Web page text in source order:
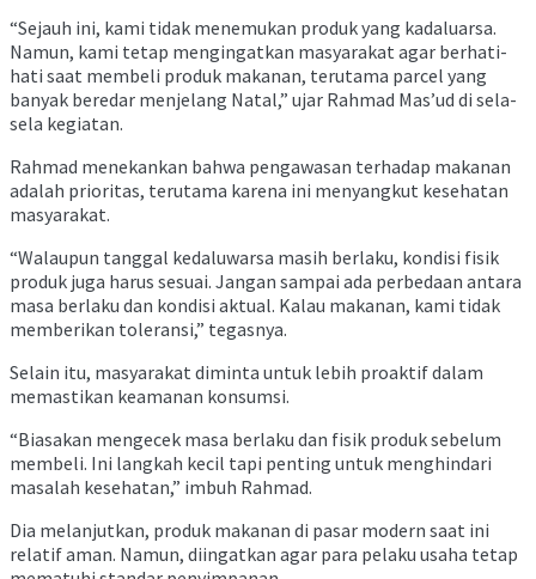
“Sejauh ini, kami tidak menemukan produk yang kadaluarsa.
Namun, kami tetap mengingatkan masyarakat agar berhati-
hati saat membeli produk makanan, terutama parcel yang
banyak beredar menjelang Natal,” ujar Rahmad Mas’ud di sela-
sela kegiatan.
Rahmad menekankan bahwa pengawasan terhadap makanan
adalah prioritas, terutama karena ini menyangkut kesehatan
masyarakat.
“Walaupun tanggal kedaluwarsa masih berlaku, kondisi fisik
produk juga harus sesuai. Jangan sampai ada perbedaan antara
masa berlaku dan kondisi aktual. Kalau makanan, kami tidak
memberikan toleransi,” tegasnya.
Selain itu, masyarakat diminta untuk lebih proaktif dalam
memastikan keamanan konsumsi.
“Biasakan mengecek masa berlaku dan fisik produk sebelum
membeli. Ini langkah kecil tapi penting untuk menghindari
masalah kesehatan,” imbuh Rahmad.
Dia melanjutkan, produk makanan di pasar modern saat ini
relatif aman. Namun, diingatkan agar para pelaku usaha tetap